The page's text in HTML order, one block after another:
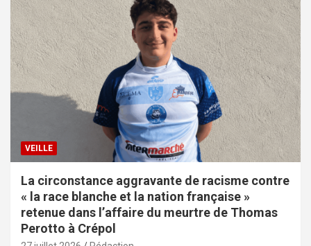
VEILLE
La circonstance aggravante de racisme contre
« la race blanche et la nation française »
retenue dans l’affaire du meurtre de Thomas
Perotto à Crépol